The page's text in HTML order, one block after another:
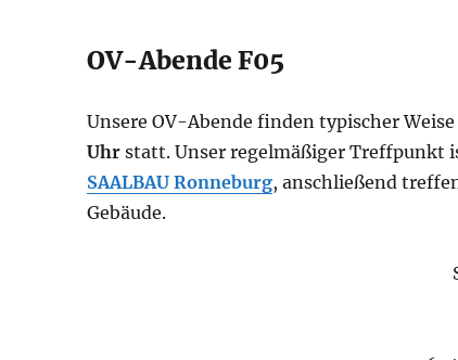
OV-Abende F05
Unsere OV-Abende finden typischer
Uhr statt. Unser regelmäßiger Treffpunkt
SAALBAU Ronneburg, anschließend
Gebäude.